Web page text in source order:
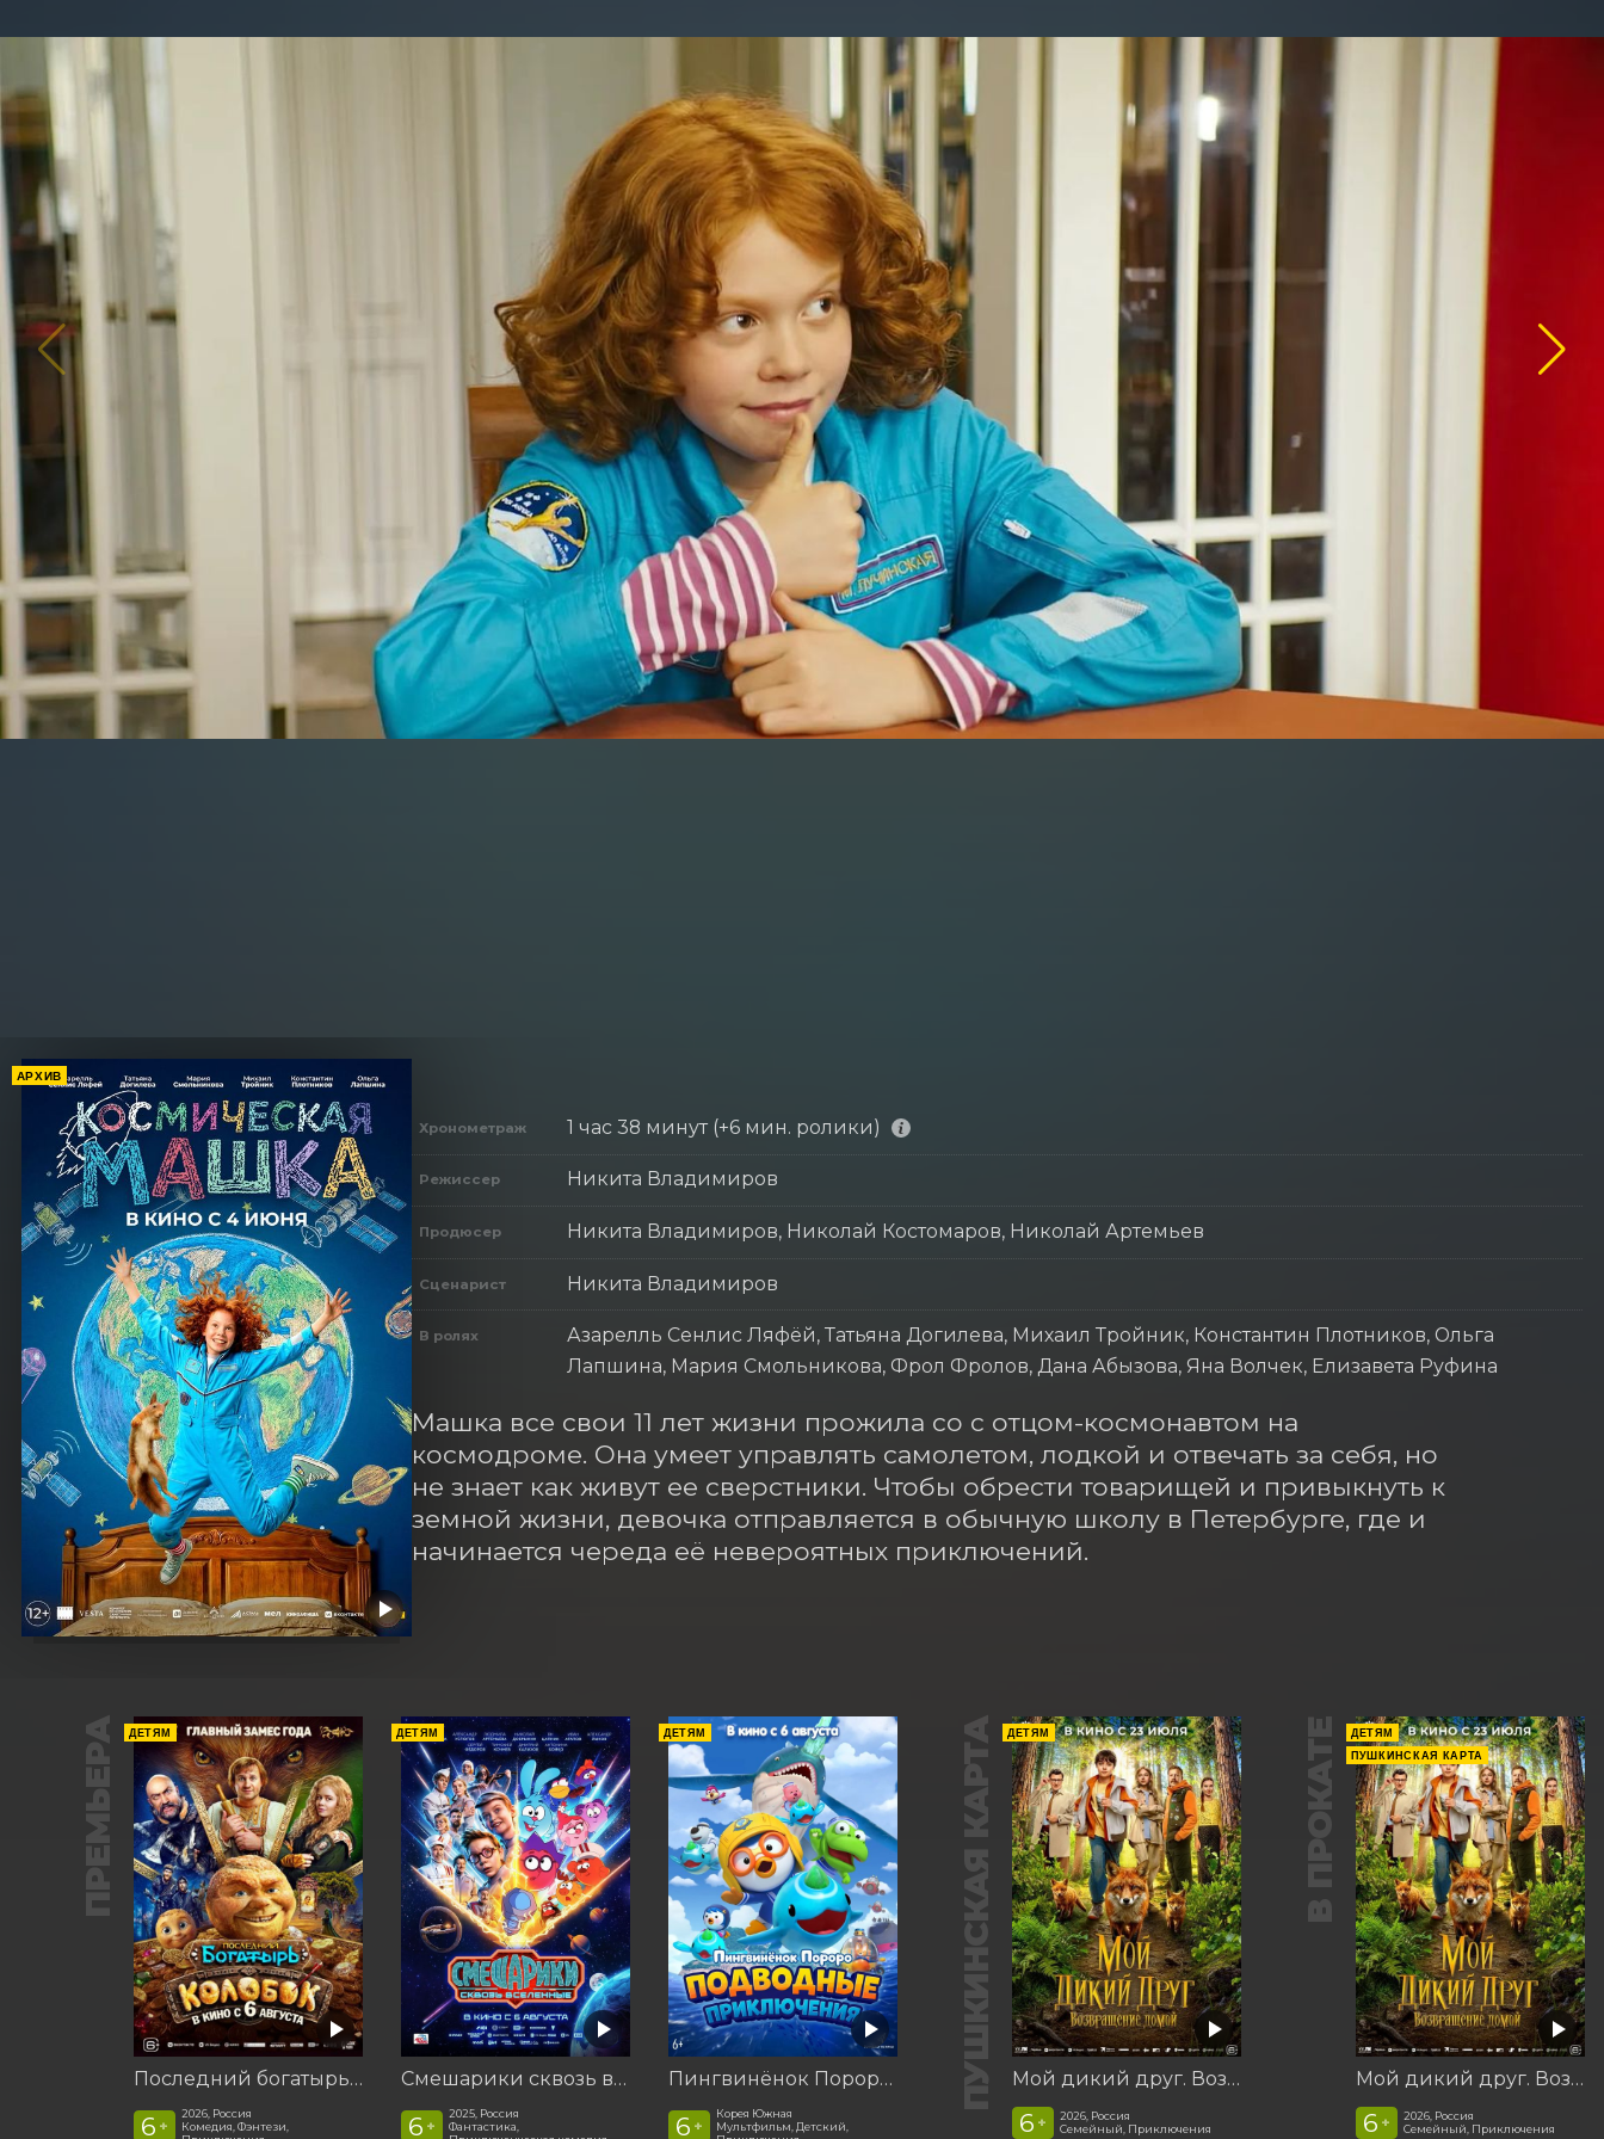
АРХИВ
Хронометраж 1 час 38 минут (+6 мин. ролики)
Режиссер Никита Владимиров
Продюсер Никита Владимиров, Николай Костомаров, Николай Артемьев
Сценарист Никита Владимиров
В ролях
Азарелль Сенлис Ляфёй, Татьяна Догилева, Михаил Тройник, Константин Плотников, Ольга
Лапшина, Мария Смольникова, Фрол Фролов, Дана Абызова, Яна Волчек, Елизавета Руфина
Машка все свои 11 лет жизни прожила со с отцом-космонавтом на
космодроме. Она умеет управлять самолетом, лодкой и отвечать за себя, но
не знает как живут ее сверстники. Чтобы обрести товарищей и привыкнуть к
земной жизни, девочка отправляется в обычную школу в Петербурге, где и
начинается череда её невероятных приключений.
ПРЕМЬЕРА ДЕТЯМ
Последний богатырь. Колобок
6 +
2026, Россия
Комедия, Фэнтези,
ДЕТЯМ
Смешарики сквозь вселенные
6 +
2025, Россия
Фантастика,
ДЕТЯМ
Пингвинёнок Пороро. Подводные приключения
6 +
Корея Южная
Мультфильм, Детский,
ПУШКИНСКАЯ КАРТА ДЕТЯМ
Мой дикий друг. Возвращение домой
6 +
2026, Россия
Семейный, Приключения
В ПРОКАТЕ
ДЕТЯМ
ПУШКИНСКАЯ КАРТА
Мой дикий друг. Возвращение домой
6 +
2026, Россия
Семейный, Приключения